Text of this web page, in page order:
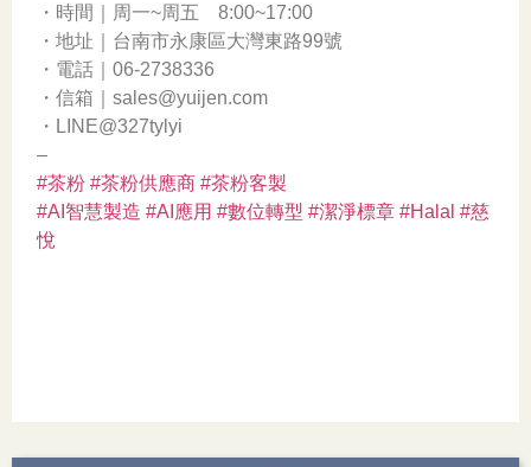
・時間｜周一~周五 8:00~17:00
・地址｜台南市永康區大灣東路99號
・電話｜06-2738336
・信箱｜sales@yuijen.com
・LINE@327tylyi
–
#茶粉 #茶粉供應商 #茶粉客製
#AI智慧製造 #AI應用 #數位轉型 #潔淨標章 #Halal #慈
悅